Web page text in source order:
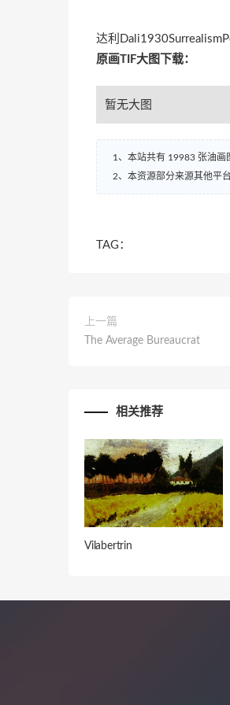
达利
原画TIF大图下载：
暂无大图
1、本站共有 19983 张油画
2、本资源部分来源其他平
TAG：
上一篇
The Average Bureaucrat
相关推荐
Vilabertrin